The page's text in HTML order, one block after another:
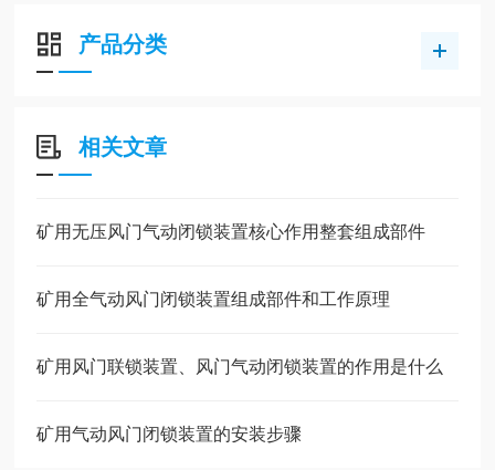
产品分类
相关文章
矿用无压风门气动闭锁装置核心作用整套组成部件
矿用全气动风门闭锁装置组成部件和工作原理
矿用风门联锁装置、风门气动闭锁装置的作用是什么
矿用气动风门闭锁装置的安装步骤